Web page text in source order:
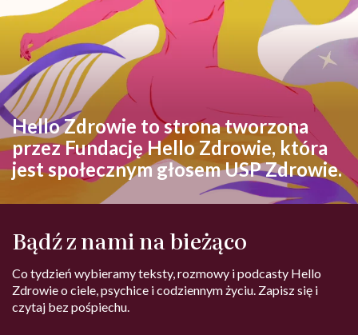
Hello Zdrowie to strona tworzona
przez Fundację Hello Zdrowie, która
jest społecznym głosem USP Zdrowie.
Bądź z nami na bieżąco
Co tydzień wybieramy teksty, rozmowy i podcasty Hello
Zdrowie o ciele, psychice i codziennym życiu. Zapisz się i
czytaj bez pośpiechu.